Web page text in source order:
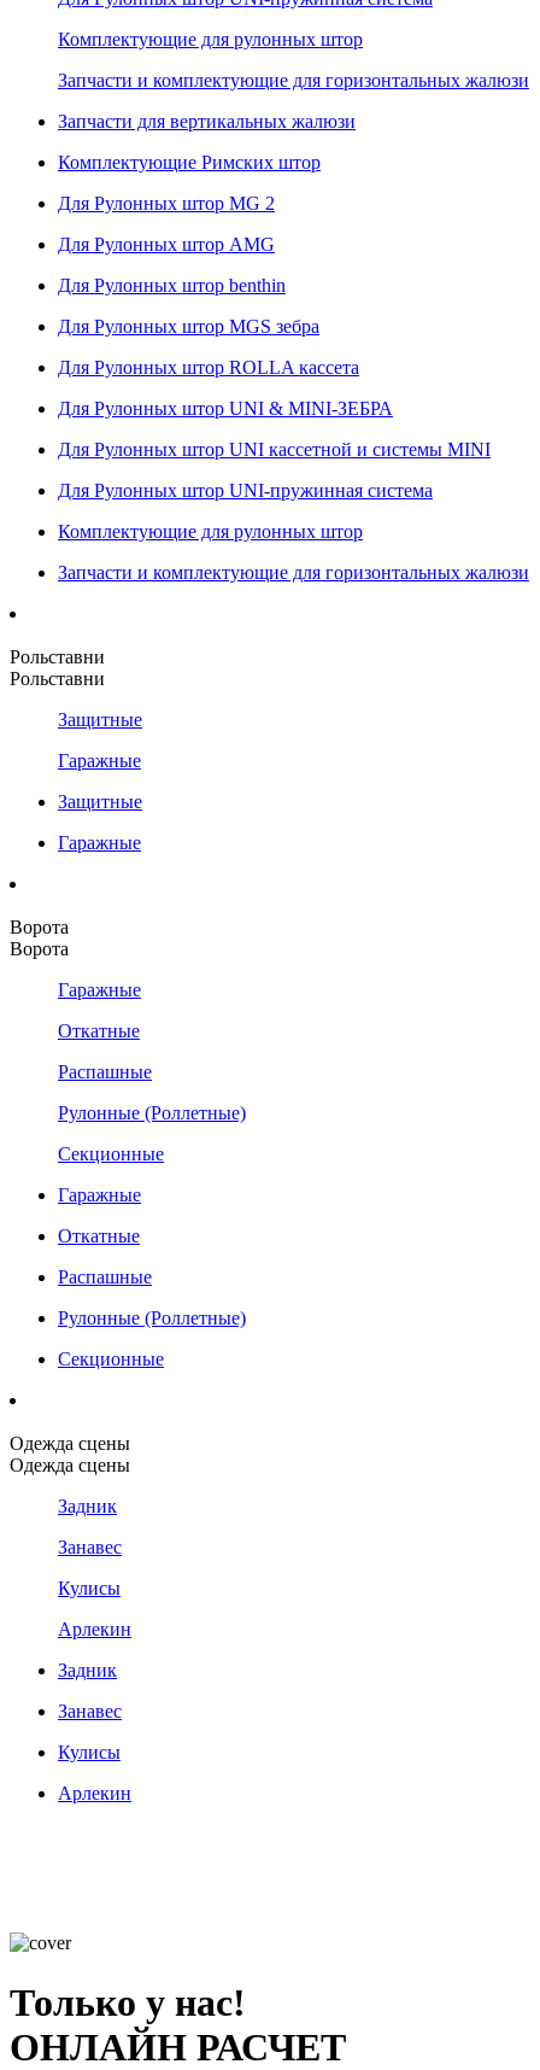
Комплектующие для рулонных штор
Запчасти и комплектующие для горизонтальных жалюзи
Запчасти для вертикальных жалюзи
Комплектующие Римских штор
Для Рулонных штор MG 2
Для Рулонных штор AMG
Для Рулонных штор benthin
Для Рулонных штор MGS зебра
Для Рулонных штор ROLLA кассета
Для Рулонных штор UNI & MINI-ЗЕБРА
Для Рулонных штор UNI кассетной и системы MINI
Для Рулонных штор UNI-пружинная система
Комплектующие для рулонных штор
Запчасти и комплектующие для горизонтальных жалюзи
Рольставни
Рольставни
Защитные
Гаражные
Защитные
Гаражные
Ворота
Ворота
Гаражные
Откатные
Распашные
Рулонные (Роллетные)
Секционные
Гаражные
Откатные
Распашные
Рулонные (Роллетные)
Секционные
Одежда сцены
Одежда сцены
Задник
Занавес
Кулисы
Арлекин
Задник
Занавес
Кулисы
Арлекин
Только у нас!
ОНЛАЙН РАСЧЕТ